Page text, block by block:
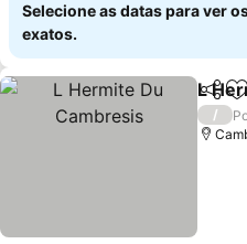
Selecione as datas para ver
exatos.
L
/